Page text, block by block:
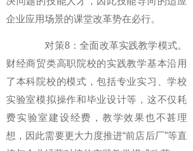
企业应用场景的课堂改革势在必行。
对策8：全面改革实践教学模式。
财经商贸类高职院校的实践教学基本沿用
了本科院校的模式，包括专业实习、学校
实验室模拟操作和毕业设计等，这不仅耗
费实验室建设经费，教学效果也不甚理
想，因此需要更大力度推进“前店后厂”等直